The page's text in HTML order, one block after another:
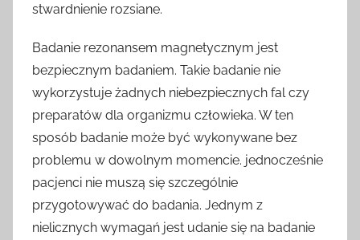
stwardnienie rozsiane.
Badanie rezonansem magnetycznym jest
bezpiecznym badaniem. Takie badanie nie
wykorzystuje żadnych niebezpiecznych fal czy
preparatów dla organizmu człowieka. W ten
sposób badanie może być wykonywane bez
problemu w dowolnym momencie. jednocześnie
pacjenci nie muszą się szczególnie
przygotowywać do badania. Jednym z
nielicznych wymagań jest udanie się na badanie